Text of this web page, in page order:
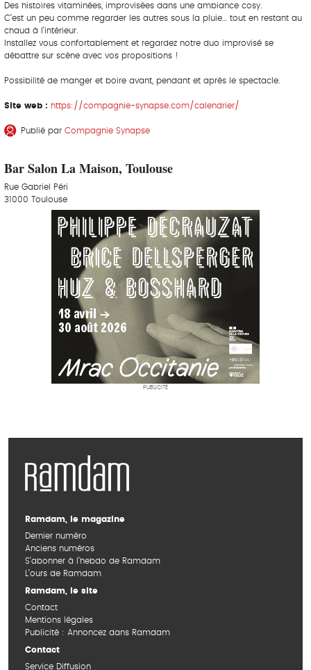
Des histoires vitaminées, improvisées dans une ambiance cosy.
C’est un peu comme regarder les autres sous la pluie… tout en restant au
chaud à l’intérieur.
Installez vous confortablement et regardez notre duo improvisé se
débattre sur scène avec vos propositions !
Possibilité de manger et boire avant, pendant et après le spectacle.
Site web : https://compagnie-synapse.com/calendrier/
Publié par Compagnie Synapse
Bar Salon La Maison, Toulouse
Rue Gabriel Péri
31000 Toulouse
PUBLICITÉ
Ramdam, le magazine
Dernier numéro
Anciens numéros
S’abonner à l’hebdo de Ramdam
L’ours de Ramdam
Ramdam, le site
Contact
Mentions légales
Publicité : Annoncez dans Ramdam
Contact
Service Diffusion